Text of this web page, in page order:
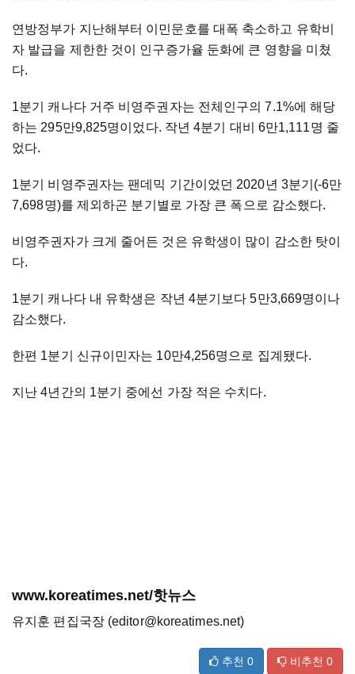
연방정부가 지난해부터 이민문호를 대폭 축소하고 유학비
자 발급을 제한한 것이 인구증가율 둔화에 큰 영향을 미쳤
다.
1분기 캐나다 거주 비영주권자는 전체인구의 7.1%에 해당
하는 295만9,825명이었다. 작년 4분기 대비 6만1,111명 줄
었다.
1분기 비영주권자는 팬데믹 기간이었던 2020년 3분기(-6만
7,698명)를 제외하곤 분기별로 가장 큰 폭으로 감소했다.
비영주권자가 크게 줄어든 것은 유학생이 많이 감소한 탓이
다.
1분기 캐나다 내 유학생은 작년 4분기보다 5만3,669명이나
감소했다.
한편 1분기 신규이민자는 10만4,256명으로 집계됐다.
지난 4년간의 1분기 중에선 가장 적은 수치다.
www.koreatimes.net/핫뉴스
유지훈 편집국장 (editor@koreatimes.net)
추천 0 비추천 0